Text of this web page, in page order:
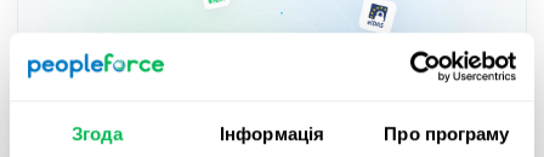
Згода Інформація Про програму